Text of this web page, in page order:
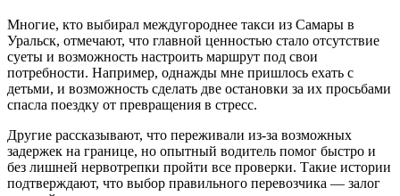
Многие, кто выбирал междугороднее такси из Самары в
Уральск, отмечают, что главной ценностью стало отсутствие
суеты и возможность настроить маршрут под свои
потребности. Например, однажды мне пришлось ехать с
детьми, и возможность сделать две остановки за их просьбами
спасла поездку от превращения в стресс.
Другие рассказывают, что переживали из-за возможных
задержек на границе, но опытный водитель помог быстро и
без лишней нервотрепки пройти все проверки. Такие истории
подтверждают, что выбор правильного перевозчика — залог